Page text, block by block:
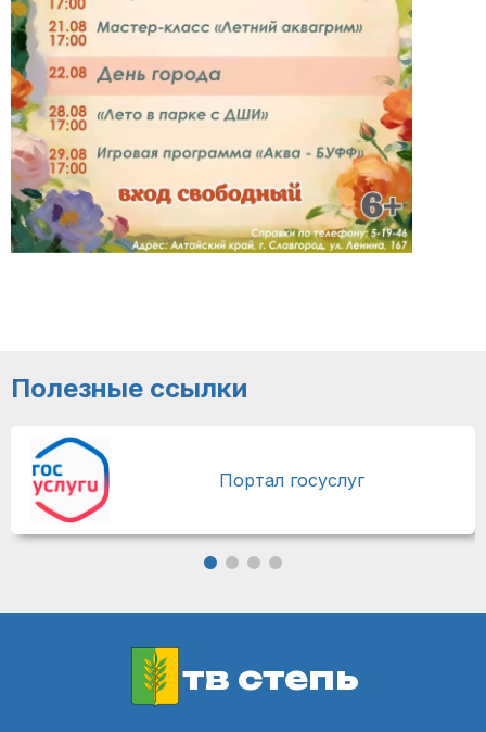
Полезные ссылки
Портал госуслуг
тв степь